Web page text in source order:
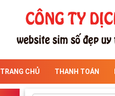
TRANG CHỦ THANH TOÁN